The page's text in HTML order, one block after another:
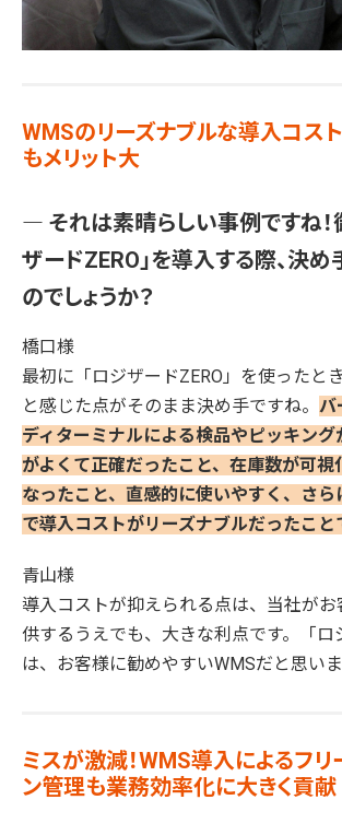
WMSのリーズナブルな導入コス
もメリット大
― それは素晴らしい事例ですね！
ザードZERO」を導入する際、決
のでしょうか？
橋口様
最初に「ロジザードZERO」を使ったと
と感じた点がそのまま決め手ですね。 バ
ディターミナルによる検品やピッキン
がよくて正確だったこと、在庫数が可視
なったこと、直感的に使いやすく、さら
で導入コストがリーズナブルだったこと
青山様
導入コストが抑えられる点は、当社がお
供するうえでも、大きな利点です。「ロ
は、お客様に勧めやすいWMSだと思いま
ミスが激減！WMS導入によるフリ
ン管理も業務効率化に大きく貢献